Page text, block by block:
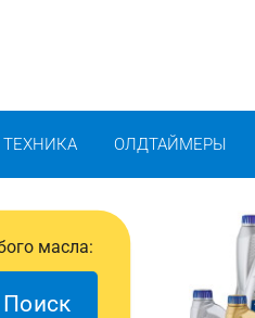
ОЛДТАЙМЕРЫ
масла:
Поиск